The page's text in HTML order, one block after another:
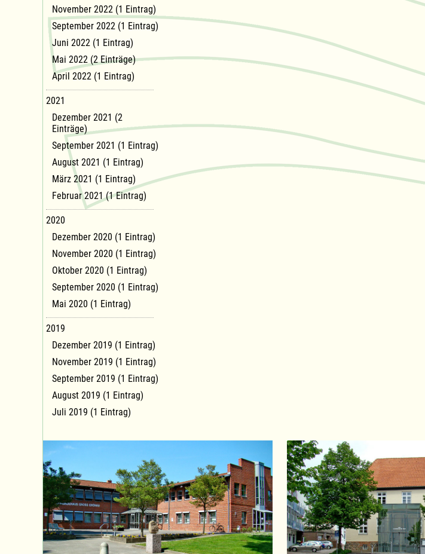
November 2022 (1 Eintrag)
September 2022 (1 Eintrag)
Juni 2022 (1 Eintrag)
Mai 2022 (2 Einträge)
April 2022 (1 Eintrag)
2021
Dezember 2021 (2
Einträge)
September 2021 (1 Eintrag)
August 2021 (1 Eintrag)
März 2021 (1 Eintrag)
Februar 2021 (1 Eintrag)
2020
Dezember 2020 (1 Eintrag)
November 2020 (1 Eintrag)
Oktober 2020 (1 Eintrag)
September 2020 (1 Eintrag)
Mai 2020 (1 Eintrag)
2019
Dezember 2019 (1 Eintrag)
November 2019 (1 Eintrag)
September 2019 (1 Eintrag)
August 2019 (1 Eintrag)
Juli 2019 (1 Eintrag)